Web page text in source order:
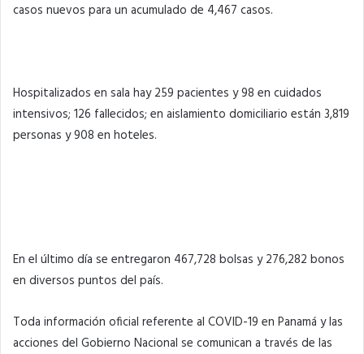
casos nuevos para un acumulado de 4,467 casos.
Hospitalizados en sala hay 259 pacientes y 98 en cuidados
intensivos; 126 fallecidos; en aislamiento domiciliario están 3,819
personas y 908 en hoteles.
En el último día se entregaron 467,728 bolsas y 276,282 bonos
en diversos puntos del país.
Toda información oficial referente al COVID-19 en Panamá y las
acciones del Gobierno Nacional se comunican a través de las